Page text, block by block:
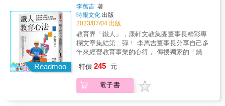
子會按照自己的方式長大。 ‧懂得多不是聰明，
堅持聽到最後才聰明。 本書特色 ★ 教育現場
故事 &times; 神奇教師的適性教育，養成孩子
的自我認同和最佳模式！ ★ 韓國Brunch與部落
格熱門主題，160萬迴響的國小老師課程日誌。
★ 傾聽孩子天賦與慾望，培育擁有無懼失敗的
自尊又具同情心的成熟大人。 專業推薦 王意中
｜王意中心理治療所 所長／臨床心理師 宋怡慧
諮商心理師、暢銷作家 趙胤丞｜《小學生高效
學習原子習慣》作者 （依首字筆畫排列） &
感謝，還有滿滿因為被理解、被重視而成為更
好的人的美好力量。 & 好評推薦 & ◎台灣大
學 趙治宇教授 ◎點亮生命教育理事長／復興
高中前校長 劉桂光 ◎學生家長 小林加繪子
（林嘉慧老師） ◎華人培訓大師 王晴天 ●47
位學生與家長 溫情贊聲 &
的訊息 身為職業級後母導師的淑娟老師，教過
形形色色的孩子，有的行為讓人頭痛，有的成
績讓人心酸，甚至整個班級百廢待興
&hellip;&hellip;，但對她而言，沒有問題學生，
而是學生有問題需要協助！也曾年少迷惘的
她，從改變自己的人生到改變學生的人生，努
力教育著不被體制認定為「好孩子」的學生，
陪伴他們挺過風暴，也讓她修煉出帶班帶心的
十八般武藝。書中一則則動人的真實故事，讓
我們找到孩子令人束手無策的問題癥結點，也
情緒失控、班級霸凌、家庭失能的孩子，該如
何化解心鎖，種下愛和善根？ ․渴望被愛，卻
像刺蝟般與同學相處的阿辰，將缺點翻轉成亮
點，如今成為出色的斜槓青年 ․得自賺生活費
而時常曠課的宗維，卻願意用薪水買蛋糕幫老
師慶祝母親節 ․被同學霸凌而偷竊的小文，現
在靠自己的勞力一步一腳印踏實賺錢 ․幼時被
父親拋棄、母親中風、隔代教養的小英，從無
班同學願意挺身保護的一份子&hellip;&hellip; &
這些孩子原本都不受矚目不被期待，卻都在遇
到淑娟老師後，人生終於轉個彎。 & 溫情順
Readmoo
李萬吉 著
時報文化 出版
2023/07/04 出版
教育界「鐵人」，康軒文教集團董事長精彩專
欄文章集結第二彈！ 李萬吉董事長分享自己多
年來經營教育事業的心得， 傳授獨家的「鐵
育界「鐵人」，康軒文教集團董事長李萬吉的
第二本專欄文章集結！本書針對學習、教學、
教育政策、親子教養、孩子生涯規劃等五大主
特價 245 元
電子書